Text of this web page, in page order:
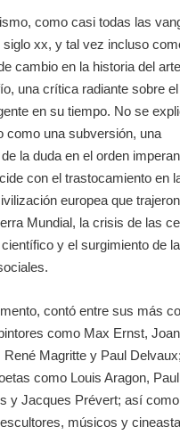
como casi todas las
siglo xx, y tal vez incluso
cambio en la historia del
una crítica radiante sobre
en su tiempo. No se
como una subversión, una
la duda en el orden
con el trastocamiento en
europea que
Mundial, la crisis de las
y el surgimiento de
contó entre sus más
como Max Ernst,
René Magritte y Paul Delvaux;
como Louis Aragon,
y Jacques Prévert; así como
músicos y